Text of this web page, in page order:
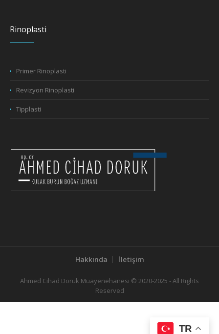
Rinoplasti
Primer Rinoplasti
Revizyon Rinoplasti
Tipplasti
Hakkında İletişim
Ahmed Cihad Doruk Muayenehanesi © 2020-2025 - All Rights
Reserved
TR